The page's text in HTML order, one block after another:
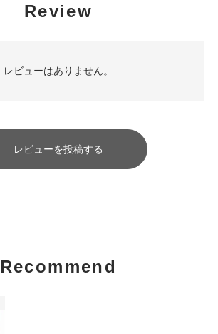
Review
レビューはありません。
レビューを投稿する
Recommend